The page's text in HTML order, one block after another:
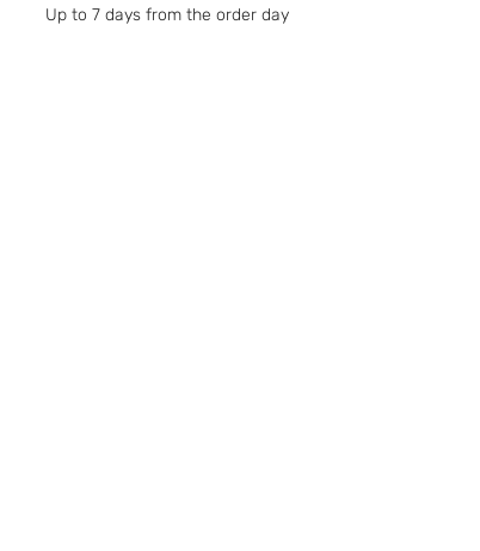
Up to 7 days from the order day